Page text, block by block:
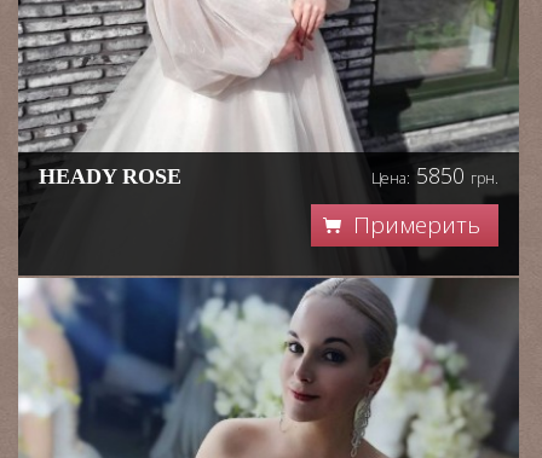
HEADY ROSE Цена: 5850 грн.
Примерить